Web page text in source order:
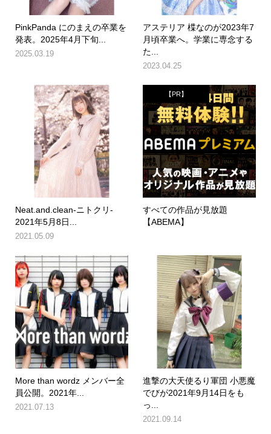
PinkPanda にのまえの卒業を
発表。2025年4月下旬...
2025.03.19
アステリア 楪なのが2023年7
月頃卒業へ。学業に専念する
た...
2023.04.25
Neat.and.clean-ニトクリ-
2021年5月8日...
2021.05.09
【PR】
すべての作品が見放題
【ABEMA】
More than wordz メンバー全
員公開。2021年...
2021.07.13
進撃の大天使るり軍団 小悪魔
でびが2021年9月14日をも
っ...
2021.09.14